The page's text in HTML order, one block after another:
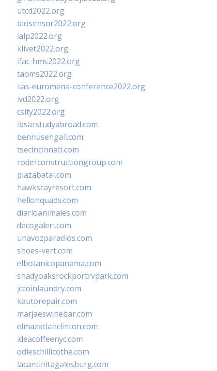
utcd2022.org
biosensor2022.org
ialp2022.org
klivet2022.org
ifac-hms2022.org
taoms2022.org
iias-euromena-conference2022.org
ivd2022.org
csity2022.org
ibsarstudyabroad.com
bennusehgall.com
tsecincinnati.com
roderconstructiongroup.com
plazabatai.com
hawkscayresort.com
hellonquads.com
diarioanimales.com
decogaleri.com
unavozparadios.com
shoes-vert.com
elbotanicopanama.com
shadyoaksrockportrvpark.com
jccoinlaundry.com
kautorepair.com
marjaeswinebar.com
elmazatlanclinton.com
ideacoffeenyc.com
odieschillicothe.com
lacantinitagalesburg.com